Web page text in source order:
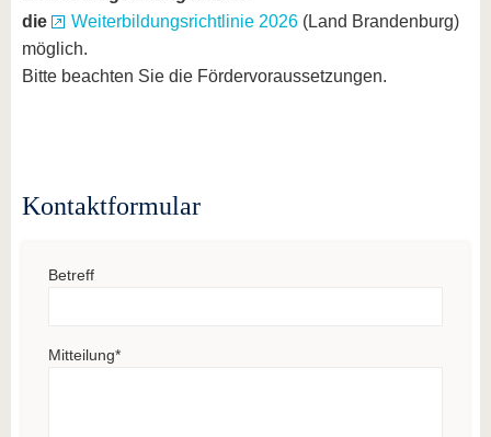
die
Weiterbildungsrichtlinie 2026 (Land Brandenburg)
möglich.
Bitte beachten Sie die Fördervoraussetzungen.
Kontaktformular
Betreff
Mitteilung*